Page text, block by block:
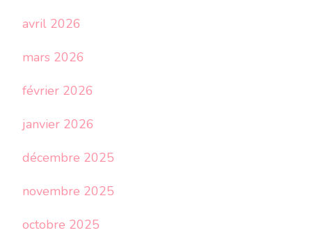
avril 2026
mars 2026
février 2026
janvier 2026
décembre 2025
novembre 2025
octobre 2025